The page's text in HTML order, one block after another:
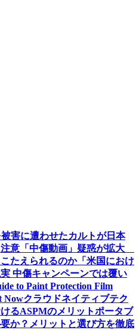
害に遭わせたカルトが日本
意 「中傷動画」疑惑が拡大
たえられるのか「米国におけ
中傷キャンペーンでは覆い
to Paint Protection Film
Nowクラウドネイティブテク
るASPMのメリットポータブ
か？メリットと選び方を徹底